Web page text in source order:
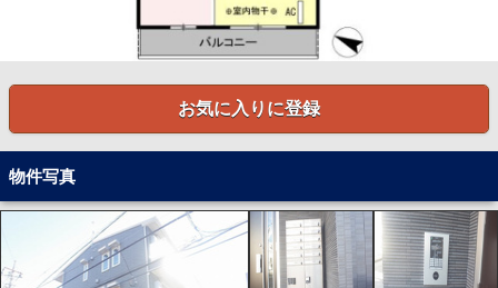
お気に入りに登録
物件写真